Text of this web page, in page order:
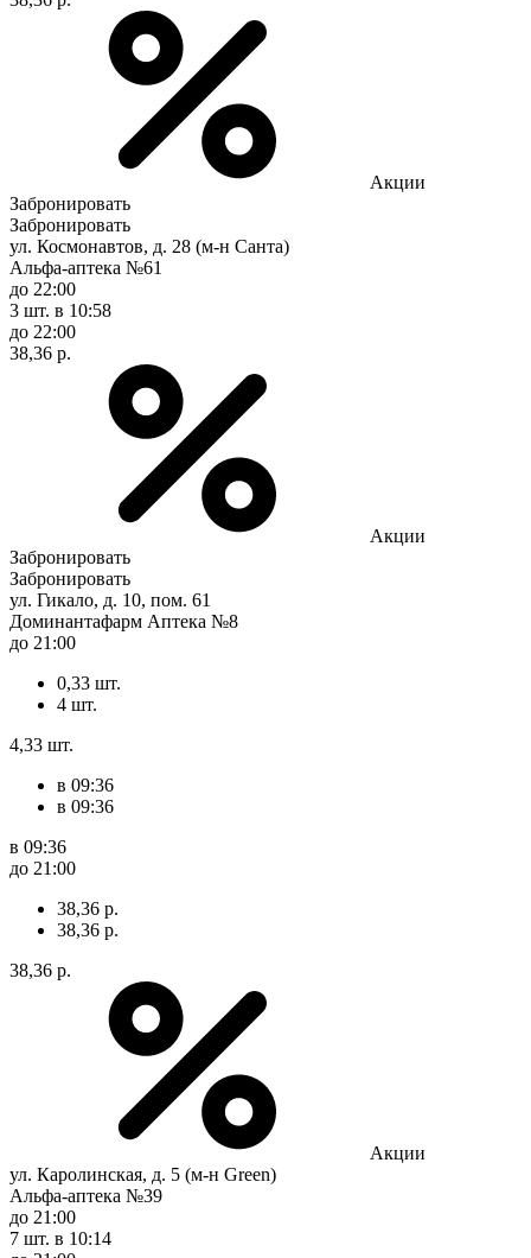
Акции
Забронировать
Забронировать
ул. Космонавтов, д. 28 (м-н Санта)
Альфа-аптека №61
до 22:00
3 шт. в 10:58
до 22:00
38,36 р.
Акции
Забронировать
Забронировать
ул. Гикало, д. 10, пом. 61
Доминантафарм Аптека №8
до 21:00
0,33 шт.
4 шт.
4,33 шт.
в 09:36
в 09:36
в 09:36
до 21:00
38,36 р.
38,36 р.
38,36 р.
Акции
ул. Каролинская, д. 5 (м-н Green)
Альфа-аптека №39
до 21:00
7 шт. в 10:14